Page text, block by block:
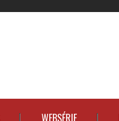
WEBSÉRIE